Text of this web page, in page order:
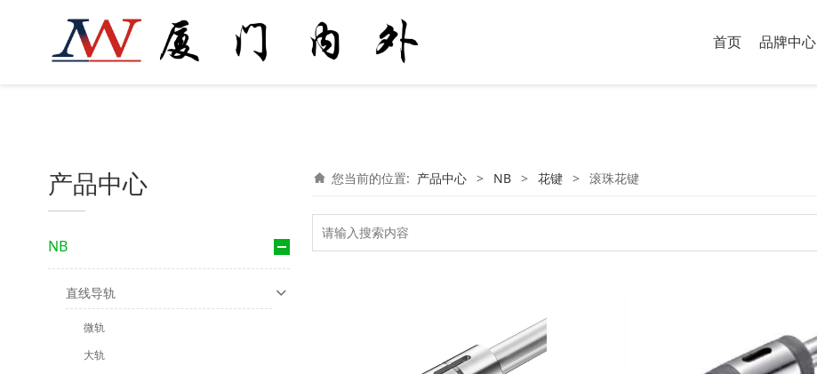
首页 品牌中心
产品中心
NB
直线导轨
微轨
大轨
您当前的位置: 产品中心 > NB > 花键 > 滚珠花键